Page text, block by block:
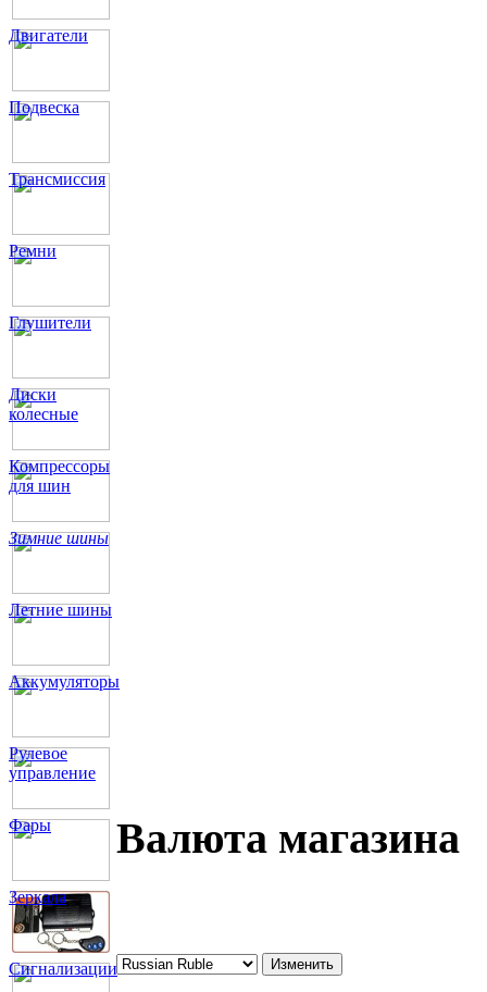
Двигатели
Подвеска
Трансмиссия
Ремни
Глушители
Диски
колесные
Компрессоры
для шин
Зимние шины
Летние шины
Аккумуляторы
Рулевое
управление
Фары
Зеркала
Сигнализации
Валюта магазина